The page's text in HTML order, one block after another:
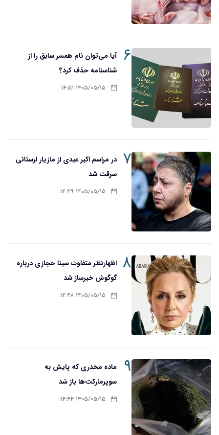
۶
آیا می‌توان نام همسر سابق را از
شناسنامه حذف کرد؟
۱۴۰۵/۰۵/۱۵ ۱۴:۵۱
۷ در مراسم اکبر عبدی از مازیار لرستانی
سرقت شد
۱۴۰۵/۰۵/۱۵ ۱۴:۴۹
۸ اظهارنظر متفاوت سینا حجازی درباره
گوگوش خبرساز شد
۱۴۰۵/۰۵/۱۵ ۱۴:۴۸
۹
ماده مخدری که پایش به
سوپرمارکت‌ها باز شد
۱۴۰۵/۰۵/۱۵ ۱۴:۴۴